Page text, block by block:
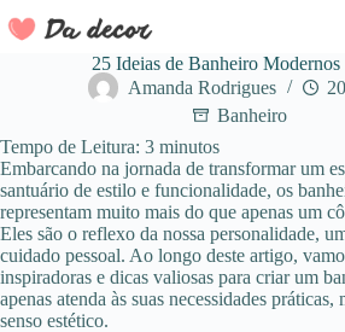
para
25 Ideias de Banheiro Modernos
Amanda Rodrigues
Banheiro
Tempo de Leitura: 3 minutos
Embarcando na jornada de transformar um
santuário de estilo e funcionalidade, os
representam muito mais do que apenas um
Eles são o reflexo da nossa personalidade,
cuidado pessoal. Ao longo deste artigo,
inspiradoras e dicas valiosas para criar um
apenas atenda às suas necessidades práticas,
senso estético.